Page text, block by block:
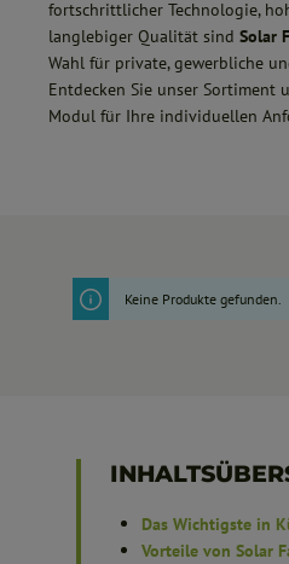
fortschrittlicher Technologie,
langlebiger Qualität sind Solar
Wahl für private, gewerbliche
Entdecken Sie unser Sortiment
Modul für Ihre individuellen
Keine Produkte gefunden.
Das Wichtigste in
Vorteile von Solar